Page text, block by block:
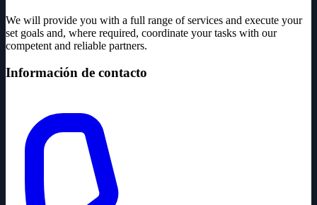
We will provide you with a full range of services and execute your
set goals and, where required, coordinate your tasks with our
competent and reliable partners.
Información de contacto